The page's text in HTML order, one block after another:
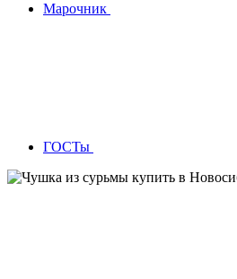
Марочник
ГОСТы